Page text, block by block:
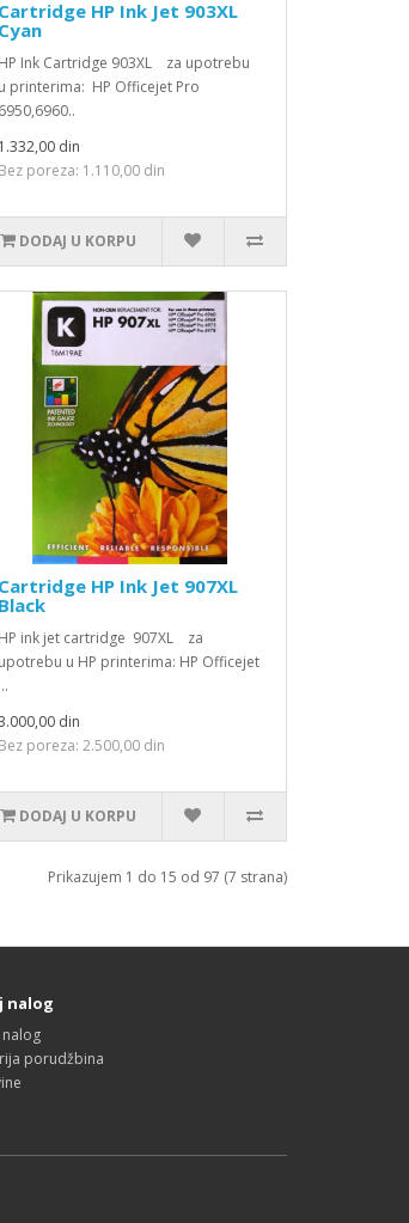
Cartridge HP Ink Jet 903XL
Cyan
HP Ink Cartridge 903XL za upotrebu
u printerima: HP Officejet Pro
6950,6960..
1.332,00 din
Bez poreza: 1.110,00 din
DODAJ U KORPU
Cartridge HP Ink Jet 907XL
Black
HP ink jet cartridge 907XL za
upotrebu u HP printerima: HP Officejet
..
din
Bez poreza: 2.500,00 din
DODAJ U KORPU
Prikazujem 1 do 15 od 97 (7 strana)
nalog
porudžbina